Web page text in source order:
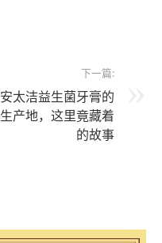
下一篇:
安太洁益生菌牙膏的
生产地，这里竟藏着
的故事